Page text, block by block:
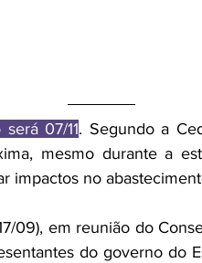
07/11. Segundo a
mesmo durante a
impactos no
09), em reunião do
do governo do